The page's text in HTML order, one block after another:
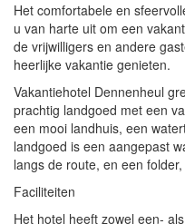
Het comfortabele en
u van harte uit om een
de vrijwilligers en andere
heerlijke vakantie genieten.
Vakantiehotel Dennenheul
prachtig landgoed met een
een mooi landhuis, een
landgoed is een aangepast
langs de route, en een
Faciliteiten
Het hotel heeft zowel een-